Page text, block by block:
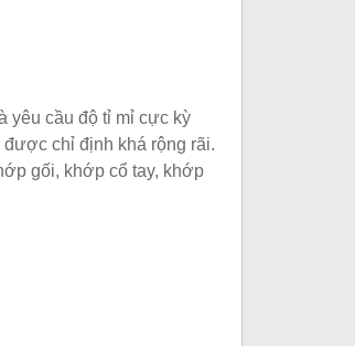
yêu cầu độ tỉ mỉ cực kỳ
chỉ định khá rộng rãi.
gối, khớp cổ tay, khớp